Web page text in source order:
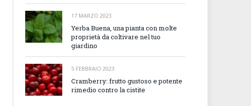
17 MARZO 2023
Yerba Buena, una pianta con molte
proprietà da coltivare nel tuo
giardino
5 FEBBRAIO 2023
Cramberry: frutto gustoso e potente
rimedio contro la cistite